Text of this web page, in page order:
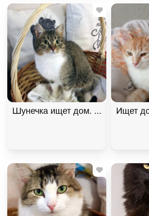
Шунечка ищет дом. В хорошие
Ищет